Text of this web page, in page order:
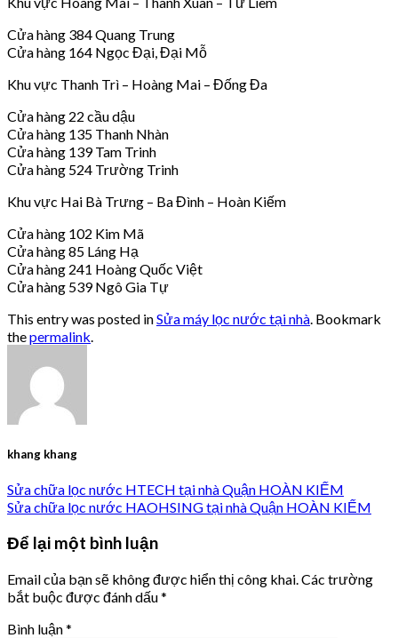
Cửa hàng 384 Quang Trung
Cửa hàng 164 Ngọc Đại, Đại Mỗ
Khu vực Thanh Trì – Hoàng Mai – Đống Đa
Cửa hàng 22 cầu dậu
Cửa hàng 135 Thanh Nhàn
Cửa hàng 139 Tam Trinh
Cửa hàng 524 Trường Trinh
Khu vực Hai Bà Trưng – Ba Đình – Hoàn Kiếm
Cửa hàng 102 Kim Mã
Cửa hàng 85 Láng Hạ
Cửa hàng 241 Hoàng Quốc Việt
Cửa hàng 539 Ngô Gia Tự
This entry was posted inSửa máy lọc nước tại nhà . Bookmark
thepermalink
khang khang
Sửa chữa lọc nước HTECH tại nhà Quận HOÀN KIẾM
Sửa chữa lọc nước HAOHSING tại nhà Quận HOÀN KIẾM
Để lại một bình luận
Email của bạn sẽ không được hiển thị công khai. Các trường
bắt buộc được đánh dấu*
Bình luận*